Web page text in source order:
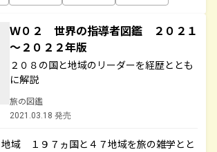
Ｗ０２ 世界の指導者図鑑 ２０２１
～２０２２年版
２０８の国と地域のリーダーを経歴ととも
に解説
旅の図鑑
2021.03.18 発売
地域 １９７ヵ国と４７地域を旅の雑学とと